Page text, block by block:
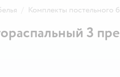
Комплекты постельного
3